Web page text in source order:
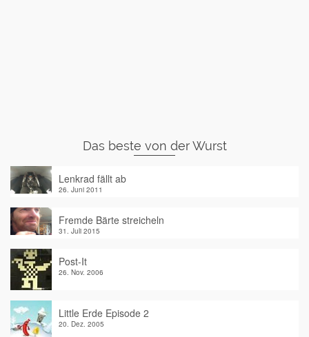
Das beste von der Wurst
Lenkrad fällt ab
26. Juni 2011
Fremde Bärte streicheln
31. Juli 2015
Post-It
26. Nov. 2006
Little Erde Episode 2
20. Dez. 2005